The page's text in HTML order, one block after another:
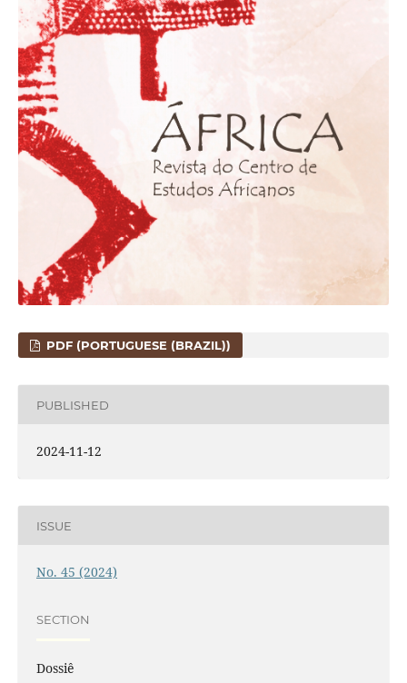
PDF (PORTUGUESE (BRAZIL))
PUBLISHED
2024-11-12
ISSUE
No. 45 (2024)
SECTION
Dossiê